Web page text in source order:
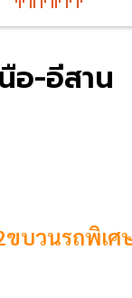
อ-อีสาน
ขบวนรถพิเ